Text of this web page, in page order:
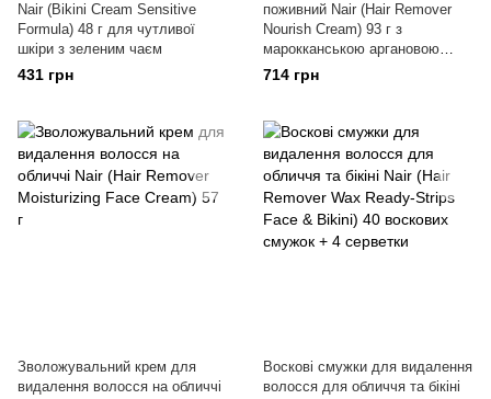
Nair (Bikini Cream Sensitive
Formula) 48 г для чутливої
шкіри з зеленим чаєм
431 грн
поживний Nair (Hair Remover
Nourish Cream) 93 г з
марокканською аргановою
олією та квіткою апельсина
714 грн
Зволожувальний крем для
видалення волосся на обличчі
Воскові смужки для видалення
волосся для обличчя та бікіні